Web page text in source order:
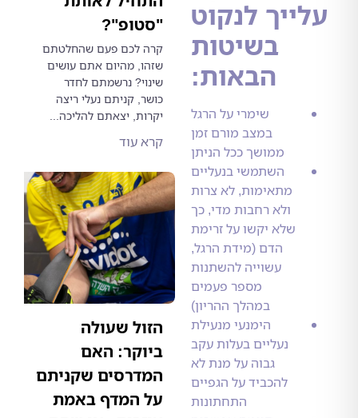
לנקוט
בשיטות
הבאות:
שימרי על הרגל
במצב מורם זמן
ממושך ככל הניתן
השתמשי בנעליים
מתאימות, לא צרות
ולא רחבות מדי, כך
שלא יקשו על זרימת
הדם (מידת הרגל,
עשוייה להשתנות
מספר פעמים
במהלך ההריון)
הימנעי מנעילת
נעליים בעלות עקב
גבוה על מנת לא
להכביד על הגפיים
התחתונות
"סטופ"?
קרה לכם פעם שהחלטתם
שזהו, מהיום אתם עושים
שינוי? נרשמתם לחדר
כושר, קניתם נעלי ריצה
יקרות, יצאתם להליכה...
קרא עוד
הזול שעולה
ביוקר: האם
המדרסים שקניתם
על המדף באמת